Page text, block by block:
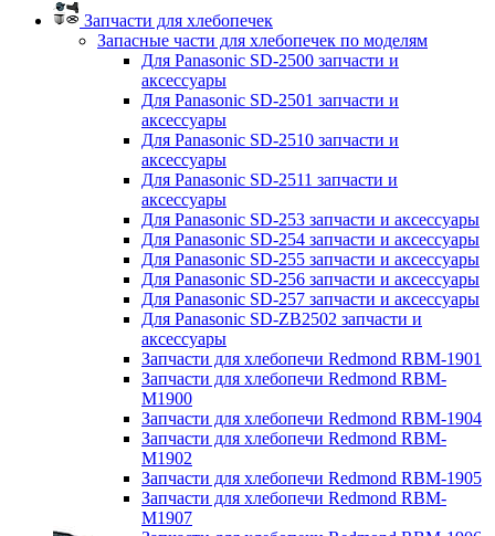
Запчасти для хлебопечек
Запасные части для хлебопечек по моделям
Для Panasonic SD-2500 запчасти и
аксессуары
Для Panasonic SD-2501 запчасти и
аксессуары
Для Panasonic SD-2510 запчасти и
аксессуары
Для Panasonic SD-2511 запчасти и
аксессуары
Для Panasonic SD-253 запчасти и аксессуары
Для Panasonic SD-254 запчасти и аксессуары
Для Panasonic SD-255 запчасти и аксессуары
Для Panasonic SD-256 запчасти и аксессуары
Для Panasonic SD-257 запчасти и аксессуары
Для Panasonic SD-ZB2502 запчасти и
аксессуары
Запчасти для хлебопечи Redmond RBM-1901
Запчасти для хлебопечи Redmond RBM-
M1900
Запчасти для хлебопечи Redmond RBM-1904
Запчасти для хлебопечи Redmond RBM-
M1902
Запчасти для хлебопечи Redmond RBM-1905
Запчасти для хлебопечи Redmond RBM-
M1907